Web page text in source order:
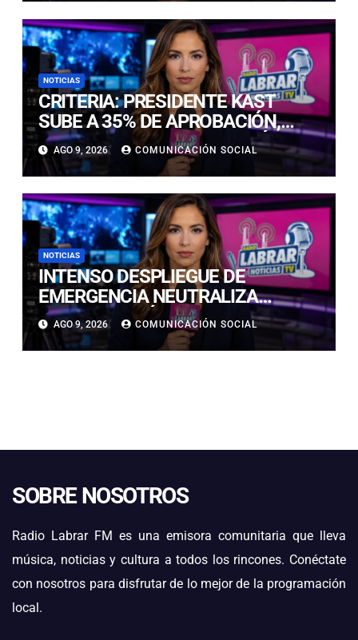
NOTICIAS
CRITERIA: PRESIDENTE KAST
SUBE A 35% DE APROBACIÓN,
PERO AUMENTA PERCEPCIÓN DE
QUE CHILE RETROCEDE
AGO 9, 2026 COMUNICACIÓN SOCIAL
NOTICIAS
INTENSO DESPLIEGUE DE
EMERGENCIA NEUTRALIZA
DERRAME QUÍMICO EN LA RUTA 5
NORTE, CERCA DE VALLENAR
AGO 9, 2026 COMUNICACIÓN SOCIAL
SOBRE NOSOTROS
Radio Labrar FM es una emisora comunitaria que lleva
música, noticias y cultura a todos los rincones. Conéctate
con nosotros para disfrutar de lo mejor de la programación
local.